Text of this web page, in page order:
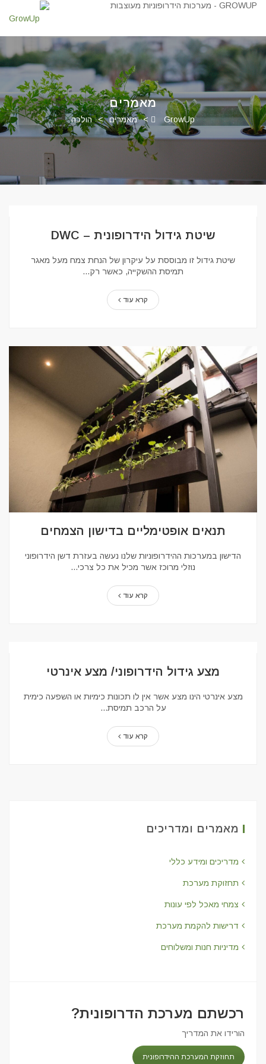
מאמרים
GrowUp
> מאמרים > הולכה
שיטת גידול הידרופונית – DWC
שיטת גידול זו מבוססת על עיקרון של הנחת צמח מעל מאגר
תמיסת ההשקייה, כאשר רק...
קרא עוד
תנאים אופטימליים בדישון הצמחים
הדישון במערכות ההידרופוניות שלנו נעשה בעזרת דשן הידרופוני
נוזלי מרוכז אשר מכיל את כל צרכי...
קרא עוד
מצע גידול הידרופוני/ מצע אינרטי
מצע אינרטי הינו מצע אשר אין לו תכונות כימיות או השפעה כימית
על הרכב תמיסת...
קרא עוד
מאמרים ומדריכים
מדריכים ומידע כללי
תחזוקת מערכת
צמחי מאכל לפי עונות
דרישות להקמת מערכת
מדיניות חנות ומשלוחים
רכשתם מערכת הדרופונית?
הורידו את המדריך
תחוזקת המערכת ההידרופונית